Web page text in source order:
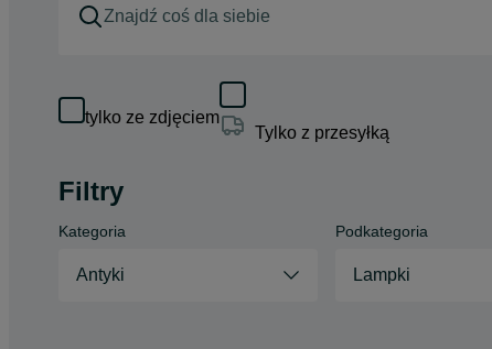
tylko ze zdjęciem
Tylko z przesyłką
Filtry
Kategoria
Antyki
Podkategoria
Lampki